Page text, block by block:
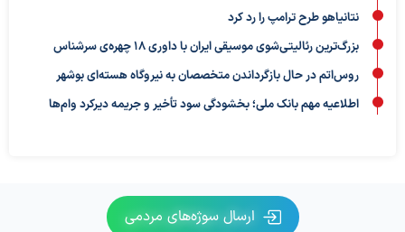
نتانیاهو طرح ترامپ را رد کرد
بزرگ‌ترین رئالیتی‌شوی موسیقی ایران با داوری ۱۸ چهره‌ی سرشناس
روس‌اتم در حال بازگرداندن متخصصان به نیروگاه هسته‌ای بوشهر
اطلاعیه مهم بانک ملی؛ بخشودگی سود تأخیر و جریمه دیرکرد وام‌ها
ارسال سوژه‌های مردمی